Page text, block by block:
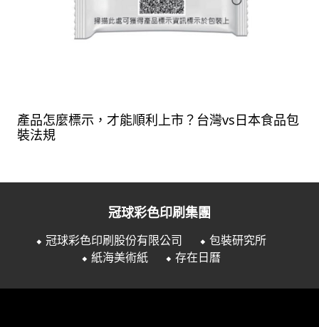
產品怎麼標示，才能順利上市？台灣vs日本食品包
裝法規
冠球彩色印刷集團
⬥ 冠球彩色印刷股份有限公司
⬥ 包裝研究所
⬥ 紙海美術紙
⬥ 存在日曆